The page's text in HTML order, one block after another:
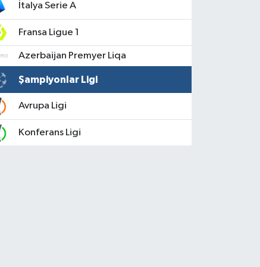
İtalya Serie A
Fransa Ligue 1
Azerbaijan Premyer Liqa
Şampiyonlar Ligi
Avrupa Ligi
Konferans Ligi